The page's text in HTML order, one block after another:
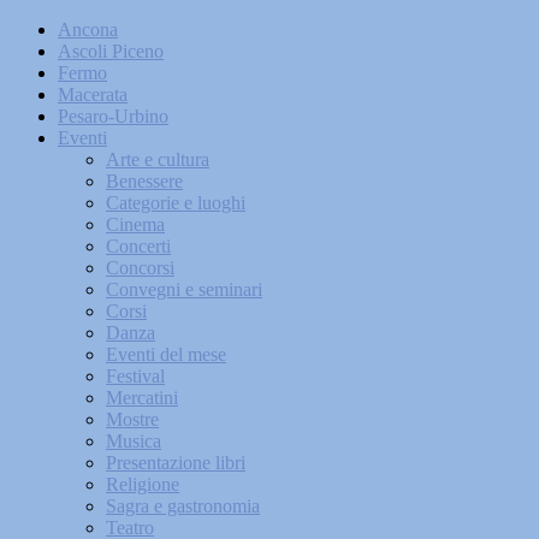
Ancona
Ascoli Piceno
Fermo
Macerata
Pesaro-Urbino
Eventi
Arte e cultura
Benessere
Categorie e luoghi
Cinema
Concerti
Concorsi
Convegni e seminari
Corsi
Danza
Eventi del mese
Festival
Mercatini
Mostre
Musica
Presentazione libri
Religione
Sagra e gastronomia
Teatro